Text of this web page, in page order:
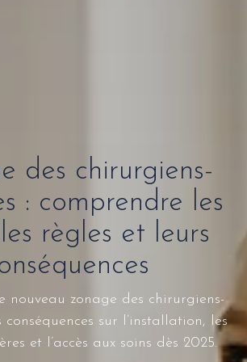
des chirurgiens-
: comprendre les
règles et leurs
nouveau zonage des chirurgiens-
conséquences sur l’installation, les
et l’accès aux soins dès 2025.